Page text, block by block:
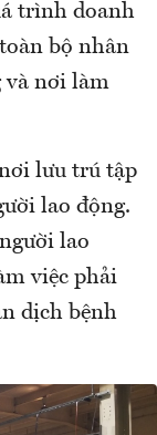
trình doanh
bộ nhân
và nơi làm
lưu trú tập
lao động.
lao
việc phải
dịch bệnh